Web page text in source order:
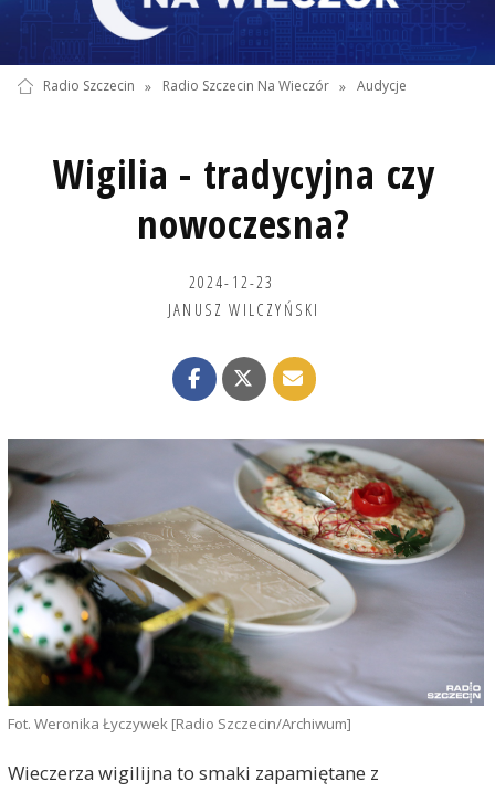
Radio Szczecin » Radio Szczecin Na Wieczór » Audycje
Wigilia - tradycyjna czy
nowoczesna?
2024-12-23
JANUSZ WILCZYŃSKI
Fot. Weronika Łyczywek [Radio Szczecin/Archiwum]
Wieczerza wigilijna to smaki zapamiętane z